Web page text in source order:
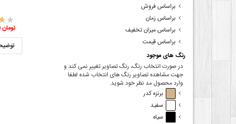
2,260,000 تومان
براساس فروش
براساس زمان
براساس میزان تخفیف
براساس قیمت
رنگ های موجود
در صورت انتخاب رنگ، رنگ تصاویر تغییر نمی کند و
جهت مشاهده تصاویر رنگ های انتخاب شده لطفا
وارد محصول مد نظر خود شوید.
برنزه کدر
سفید
سیاه